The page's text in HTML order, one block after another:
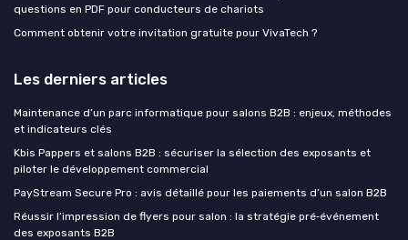
questions en PDF pour conducteurs de chariots
Comment obtenir votre invitation gratuite pour VivaTech ?
Les derniers articles
Maintenance d’un parc informatique pour salons B2B : enjeux, méthodes
et indicateurs clés
Kbis Pappers et salons B2B : sécuriser la sélection des exposants et
piloter le développement commercial
PayStream Secure Pro : avis détaillé pour les paiements d’un salon B2B
Réussir l’impression de flyers pour salon : la stratégie pré‑événement
des exposants B2B